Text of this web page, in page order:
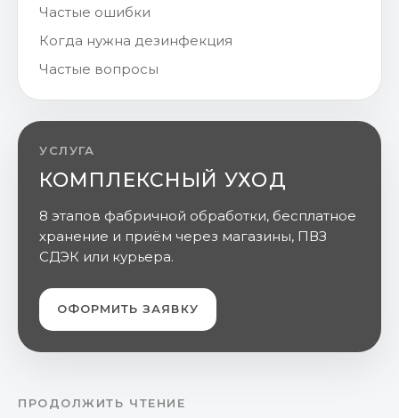
Частые ошибки
Когда нужна дезинфекция
Частые вопросы
УСЛУГА
КОМПЛЕКСНЫЙ УХОД
8 этапов фабричной обработки, бесплатное
хранение и приём через магазины, ПВЗ
СДЭК или курьера.
ОФОРМИТЬ ЗАЯВКУ
ПРОДОЛЖИТЬ ЧТЕНИЕ